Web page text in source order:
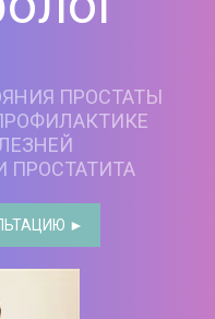
ПРОСТАТЫ
ПРОСТАТИТА
►